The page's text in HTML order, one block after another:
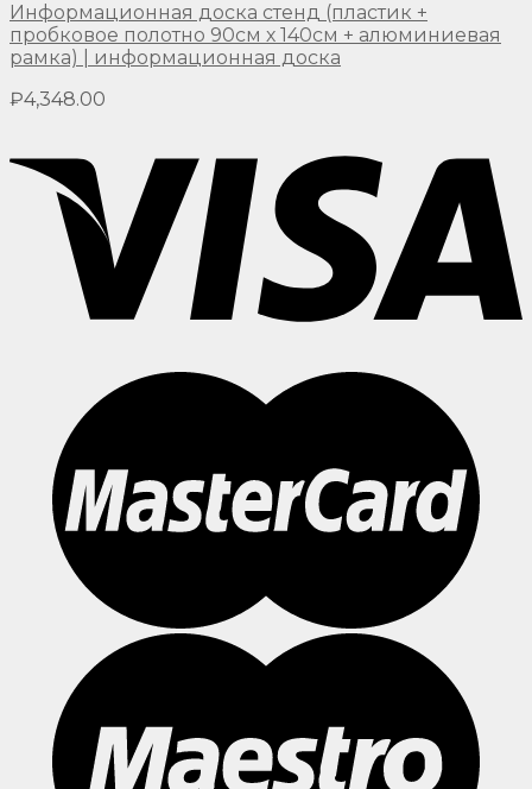
Информационная доска стенд (пластик +
пробковое полотно 90см х 140см + алюминиевая
рамка) | информационная доска
₽4,348.00